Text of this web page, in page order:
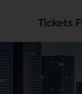
Tickets